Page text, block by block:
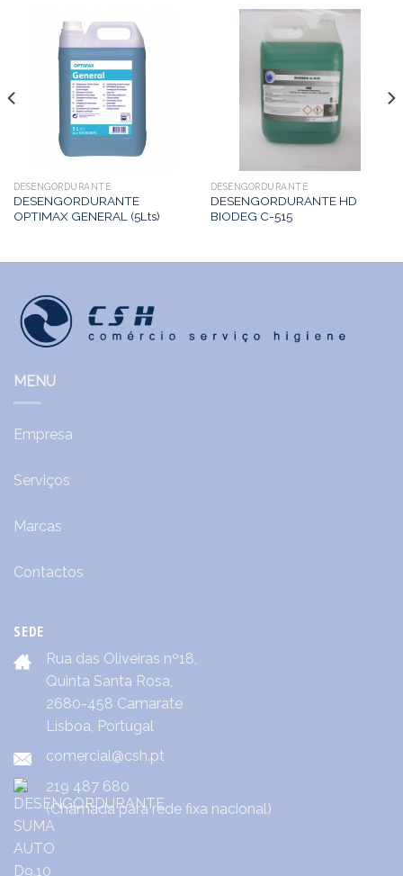
DESENGORDURANTE
DESENGORDURANTE
OPTIMAX GENERAL (5Lts)
DESENGORDURANTE
DESENGORDURANTE HD
BIODEG C-515
MENU
Empresa
Serviços
Marcas
Contactos
SEDE
Rua das Oliveiras nº18,
Quinta Santa Rosa,
2680-458 Camarate
Lisboa, Portugal
comercial@csh.pt
219 487 680
(Chamada para rede fixa nacional)